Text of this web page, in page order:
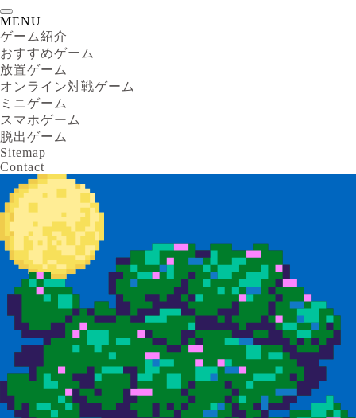
MENU
ゲーム紹介
おすすめゲーム
放置ゲーム
オンライン対戦ゲーム
ミニゲーム
スマホゲーム
脱出ゲーム
Sitemap
Contact